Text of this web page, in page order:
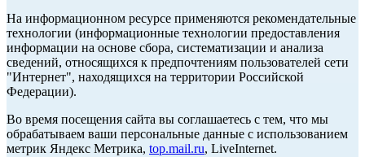
На информационном ресурсе применяются рекомендательные
технологии (информационные технологии предоставления
информации на основе сбора, систематизации и анализа
сведений, относящихся к предпочтениям пользователей сети
"Интернет", находящихся на территории Российской
Федерации).
Во время посещения сайта вы соглашаетесь с тем, что мы
обрабатываем ваши персональные данные с использованием
метрик Яндекс Метрика, top.mail.ru, LiveInternet.